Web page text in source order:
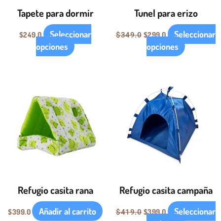
Tapete para dormir
$249.0
Seleccionar
opciones
elegir
en
la
página
Tunel para erizo
$349.0 $299.0
Seleccionar
opciones
elegir
en
la
página
Refugio casita rana
$399.0 Añadir al carrito
Refugio casita campaña
$419.0
precio
original
era:
$419.0.
$399.0
precio
actual
es:
$399.0.
Seleccionar
tiene
múltiples
variantes.
Las
opciones
elegir
en
la